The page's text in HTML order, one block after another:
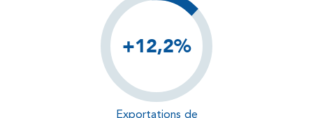
+12,2%
Exportations de